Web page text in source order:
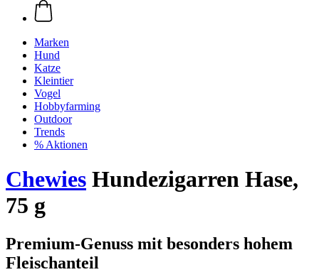
Marken
Hund
Katze
Kleintier
Vogel
Hobbyfarming
Outdoor
Trends
% Aktionen
Chewies Hundezigarren Hase,
75 g
Premium-Genuss mit besonders hohem
Fleischanteil